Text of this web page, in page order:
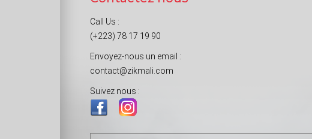
Call Us :
(+223) 78 17 19 90
Envoyez-nous un email :
contact@zikmali.com
Suivez nous :